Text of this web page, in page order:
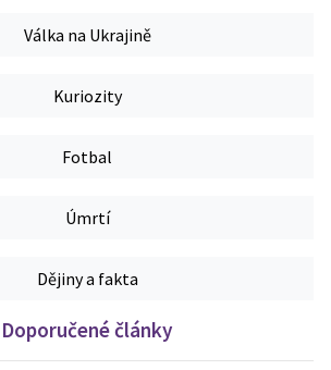
Válka na Ukrajině
Kuriozity
Fotbal
Úmrtí
Dějiny a fakta
Doporučené články